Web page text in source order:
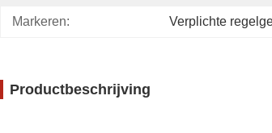
Markeren: Verplichte
Productbeschrijving